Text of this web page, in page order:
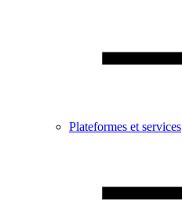
Plateformes et services